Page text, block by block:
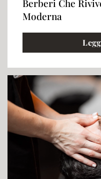
Berberi Che
Moderna